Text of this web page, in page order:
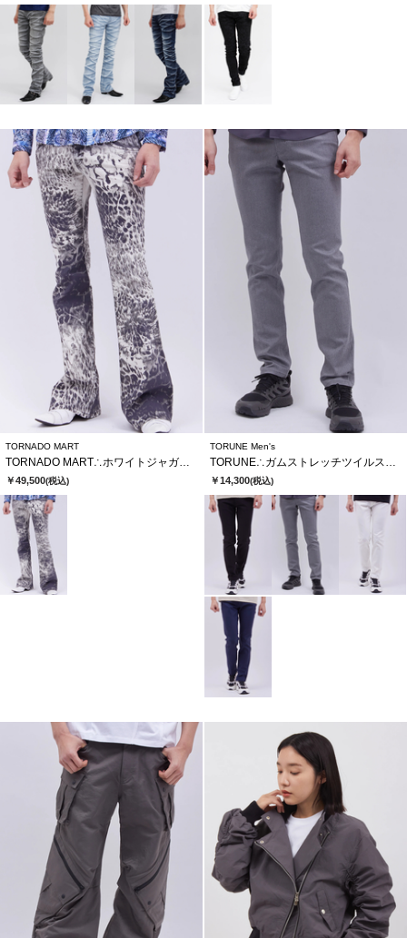
TORNADO MART
￥49,500(税込)
TORUNE Men's
￥14,300(税込)